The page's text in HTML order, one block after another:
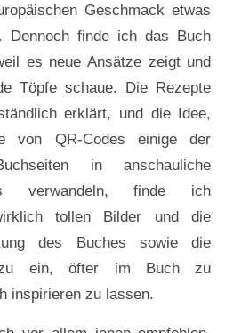
Geschmack etwas
Dennoch finde ich das Buch
es neue Ansätze zeigt und
Töpfe schaue. Die Rezepte
erklärt, und die Idee,
von QR-Codes einige der
in anschauliche
verwandeln, finde ich
tollen Bilder und die
des Buches sowie die
ein, öfter im Buch zu
inspirieren zu lassen.